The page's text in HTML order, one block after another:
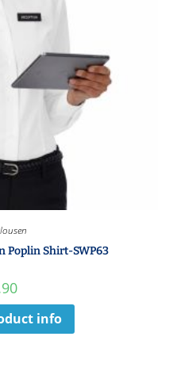
Poplin Shirt-SWP63
info